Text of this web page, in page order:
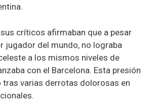
críticos afirmaban que a pesar
jugador del mundo, no lograba
a los mismos niveles de
con el Barcelona. Esta presión
tras varias derrotas dolorosas en